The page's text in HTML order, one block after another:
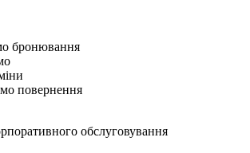
бронювання
повернення
обслуговування